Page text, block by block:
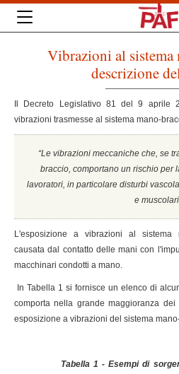
Vibrazioni al sistema
descrizione
Il Decreto Legislativo 81 del 9 aprile
vibrazioni trasmesse al sistema mano-
“Le vibrazioni meccaniche che, se
braccio, comportano un rischio per
lavoratori, in particolare disturbi
e muscolari
L'esposizione a vibrazioni al sistema
causata dal contatto delle mani con
macchinari condotti a mano.
In Tabella 1 si fornisce un elenco di
comporta nella grande maggioranza
esposizione a vibrazioni del sistema
Tabella 1 - Esempi di